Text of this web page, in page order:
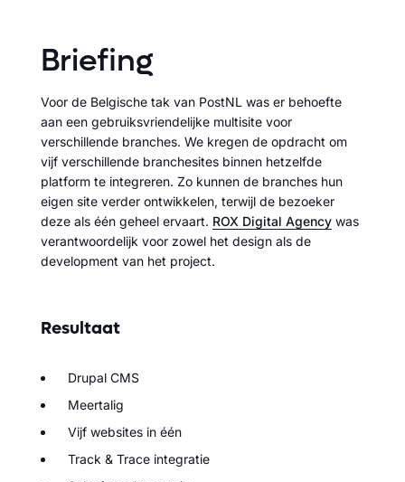
Briefing
Voor de Belgische tak van PostNL was er behoefte
aan een gebruiksvriendelijke multisite voor
verschillende branches. We kregen de opdracht om
vijf verschillende branchesites binnen hetzelfde
platform te integreren. Zo kunnen de branches hun
eigen site verder ontwikkelen, terwijl de bezoeker
deze als één geheel ervaart. ROX Digital Agencywas
verantwoordelijk voor zowel het design als de
development van het project.
Resultaat
Drupal CMS
Meertalig
Vijf websites in één
Track & Trace integratie